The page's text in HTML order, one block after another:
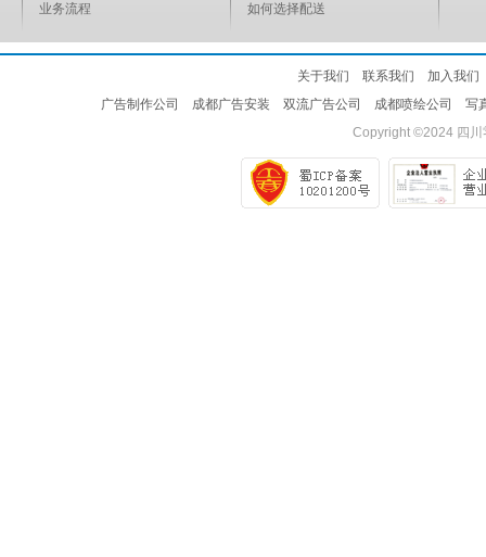
业务流程
如何选择配送
关于我们 联系我们
加入我们
广告制作公司
成都广告安装 双流广告公司 成都喷绘公司
写
Copyright ©2024 四